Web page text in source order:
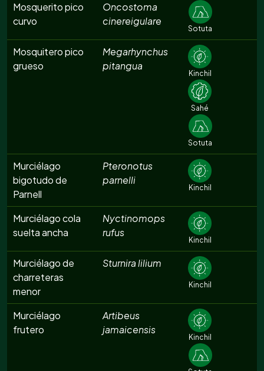
Mosquerito pico
curvo
Oncostoma
cinereigulare
Sotuta
Mosquitero pico
grueso
Megarhynchus
pitangua
Kinchil
Sahé
Sotuta
Murciélago
bigotudo de
Parnell
Pteronotus
parnelli
Kinchil
Murciélago cola
suelta ancha
Nyctinomops
rufus
Kinchil
Murciélago de
charreteras
menor
Sturnira lilium
Kinchil
Murciélago
frutero
Artibeus
jamaicensis
Kinchil